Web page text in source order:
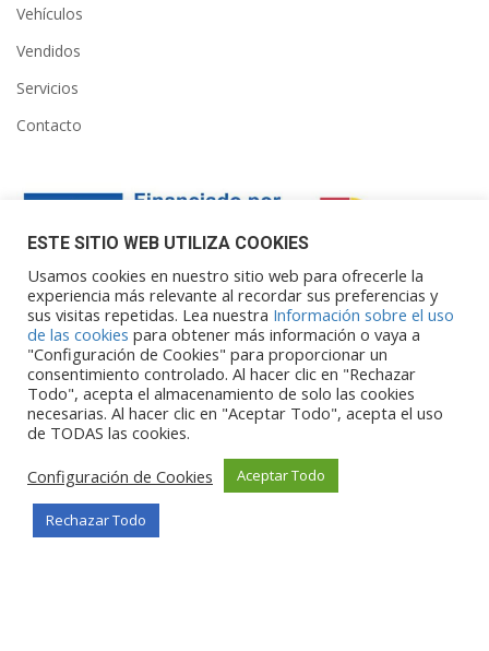
Vehículos
Vendidos
Servicios
Contacto
Financiado por la Unión Europea – NextGenerationEU. Sin
embargo, los puntos de vista y las
opiniones expresadas son únicamente los del autor o autores y
no reflejan necesariamente los de
la Unión Europea o la Comisión Europea. Ni la Unión Europea ni
la Comisión Europea pueden ser
consideradas responsables de las mismas.
ESTE SITIO WEB UTILIZA COOKIES
Usamos cookies en nuestro sitio web para ofrecerle la
experiencia más relevante al recordar sus preferencias y
sus visitas repetidas. Lea nuestra Información sobre el uso
de las cookies para obtener más información o vaya a
"Configuración de Cookies" para proporcionar un
consentimiento controlado. Al hacer clic en "Rechazar
Todo", acepta el almacenamiento de solo las cookies
necesarias. Al hacer clic en "Aceptar Todo", acepta el uso
de TODAS las cookies.
Configuración de Cookies
Aceptar Todo
Rechazar Todo